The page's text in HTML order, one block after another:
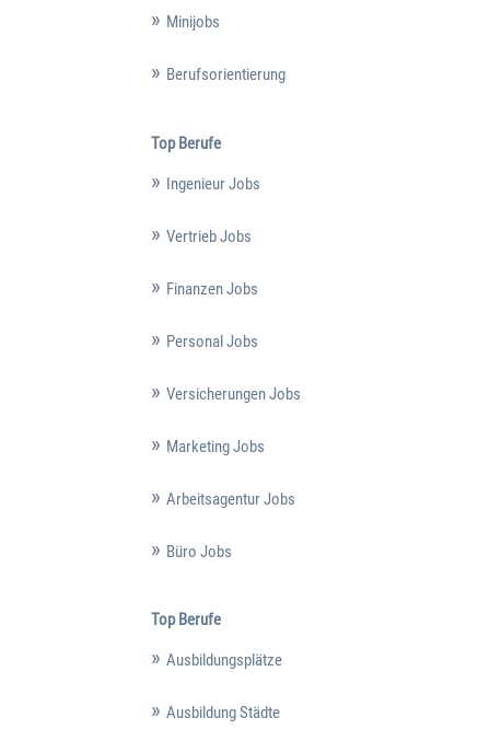
Minijobs
Berufsorientierung
Top Berufe
Ingenieur Jobs
Vertrieb Jobs
Finanzen Jobs
Personal Jobs
Versicherungen Jobs
Marketing Jobs
Arbeitsagentur Jobs
Büro Jobs
Top Berufe
Ausbildungsplätze
Ausbildung Städte